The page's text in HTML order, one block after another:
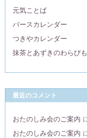
元気ことば
バースカレンダー
つきやカレンダー
抹茶とあずきのわらび
最近のコメント
おたのしみ会のご案内
おたのしみ会のご案内